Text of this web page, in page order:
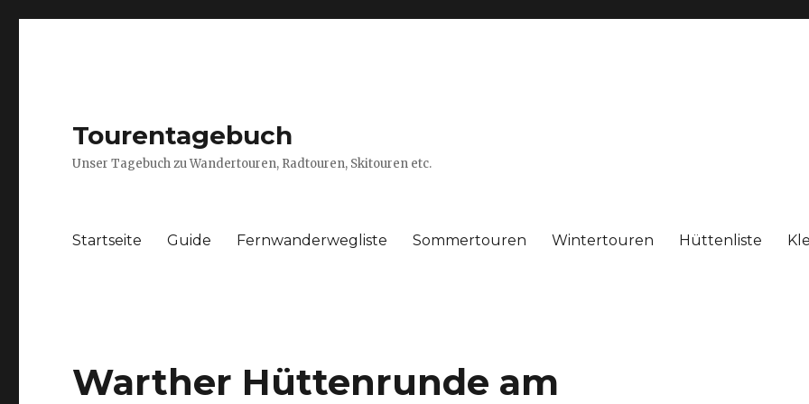
Tourentagebuch
Unser Tagebuch zu Wandertouren, Radtouren, Skitouren etc.
Startseite Guide Fernwanderwegliste Sommertouren Wintertouren Hüttenliste
Warther Hüttenrunde am